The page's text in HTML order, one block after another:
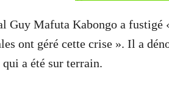
Guy Mafuta Kabongo a fustigé
ont géré cette crise ». Il a
a été sur terrain.